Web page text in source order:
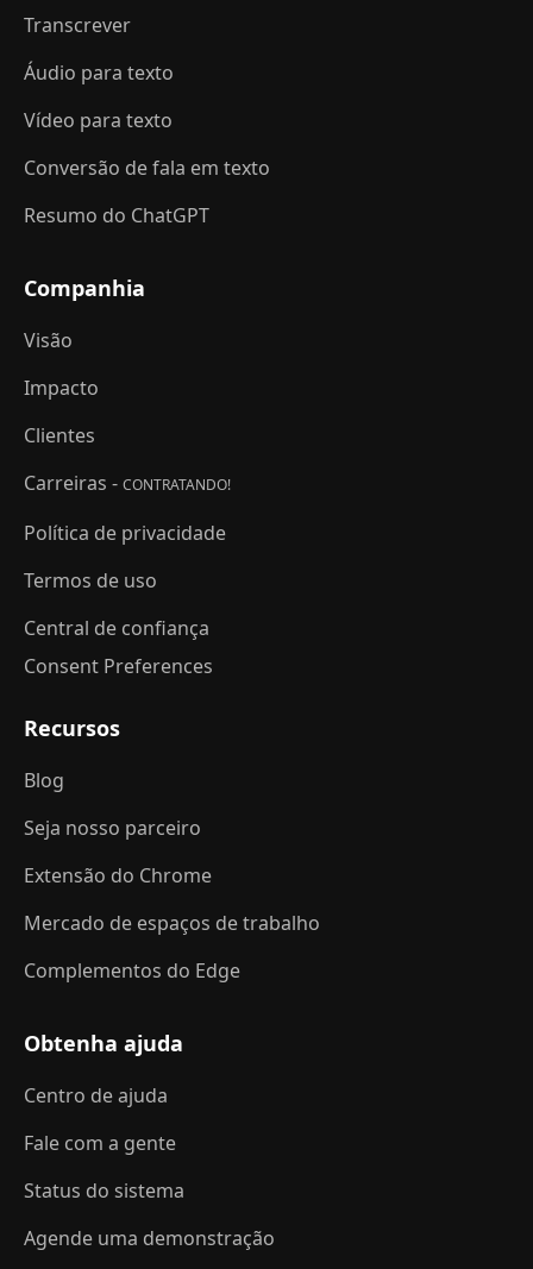
Transcrever
Áudio para texto
Vídeo para texto
Conversão de fala em texto
Resumo do ChatGPT
Companhia
Visão
Impacto
Clientes
Carreiras - CONTRATANDO!
Política de privacidade
Termos de uso
Central de confiança
Consent Preferences
Recursos
Blog
Seja nosso parceiro
Extensão do Chrome
Mercado de espaços de trabalho
Complementos do Edge
Obtenha ajuda
Centro de ajuda
Fale com a gente
Status do sistema
Agende uma demonstração